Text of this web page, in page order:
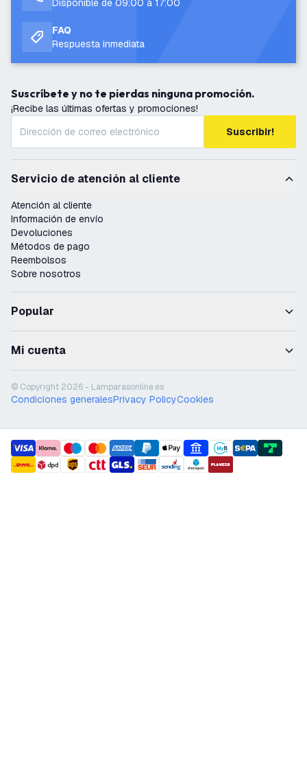
Disponible de 09:00 a 17:00
FAQ
Respuesta inmediata
Suscríbete y no te pierdas ninguna promoción.
¡Recibe las últimas ofertas y promociones!
Suscribir!
Servicio de atención al cliente
Atención al cliente
Información de envío
Devoluciones
Métodos de pago
Reembolsos
Sobre nosotros
Popular
Mi cuenta
© Copyright 2026 - Lámparasonline.es
Condiciones generalesPrivacy PolicyCookies
payment methods
shipment methods